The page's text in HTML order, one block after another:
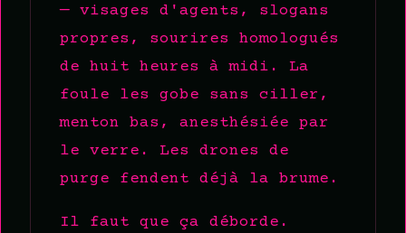
— visages d'agents, slogans
propres, sourires homologués
de huit heures à midi. La
foule les gobe sans ciller,
menton bas, anesthésiée par
le verre. Les drones de
purge fendent déjà la brume.
Il faut que ça déborde.